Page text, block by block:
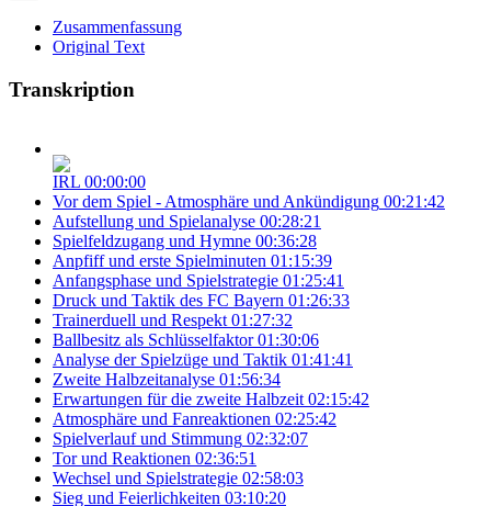
Zusammenfassung
Original Text
Transkription
IRL 00:00:00
Vor dem Spiel - Atmosphäre und Ankündigung 00:21:42
Aufstellung und Spielanalyse 00:28:21
Spielfeldzugang und Hymne 00:36:28
Anpfiff und erste Spielminuten 01:15:39
Anfangsphase und Spielstrategie 01:25:41
Druck und Taktik des FC Bayern 01:26:33
Trainerduell und Respekt 01:27:32
Ballbesitz als Schlüsselfaktor 01:30:06
Analyse der Spielzüge und Taktik 01:41:41
Zweite Halbzeitanalyse 01:56:34
Erwartungen für die zweite Halbzeit 02:15:42
Atmosphäre und Fanreaktionen 02:25:42
Spielverlauf und Stimmung 02:32:07
Tor und Reaktionen 02:36:51
Wechsel und Spielstrategie 02:58:03
Sieg und Feierlichkeiten 03:10:20